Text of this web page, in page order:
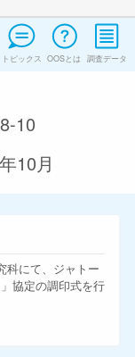
トピックス OOSとは 調査データ
10
10月
科にて、ジャトー
協定の調印式を行